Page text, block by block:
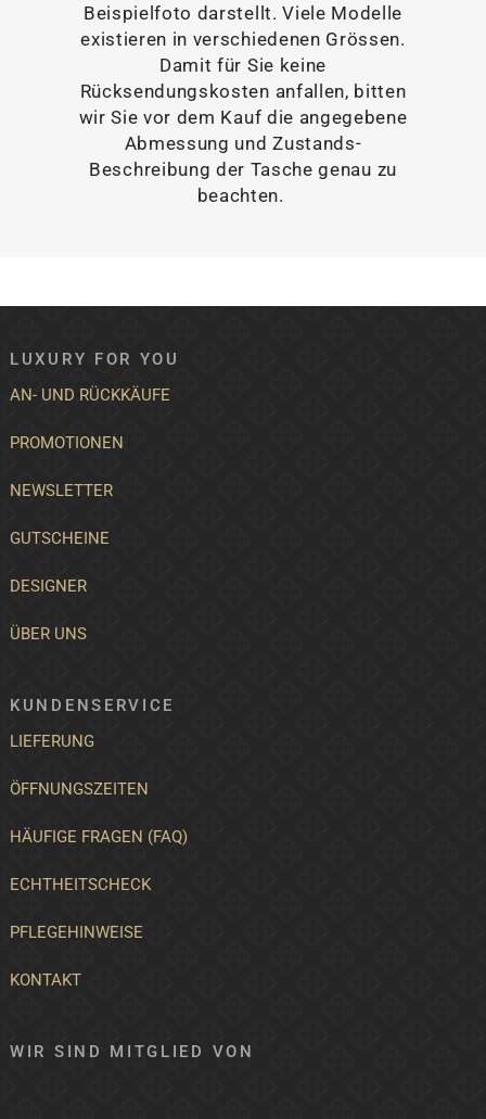
Beispielfoto darstellt. Viele Modelle
existieren in verschiedenen Grössen.
Damit für Sie keine
Rücksendungskosten anfallen, bitten
wir Sie vor dem Kauf die angegebene
Abmessung und Zustands-
Beschreibung der Tasche genau zu
beachten.
LUXURY FOR YOU
AN- UND RÜCKKÄUFE
PROMOTIONEN
NEWSLETTER
GUTSCHEINE
DESIGNER
ÜBER UNS
KUNDENSERVICE
LIEFERUNG
ÖFFNUNGSZEITEN
HÄUFIGE FRAGEN (FAQ)
ECHTHEITSCHECK
PFLEGEHINWEISE
KONTAKT
WIR SIND MITGLIED VON